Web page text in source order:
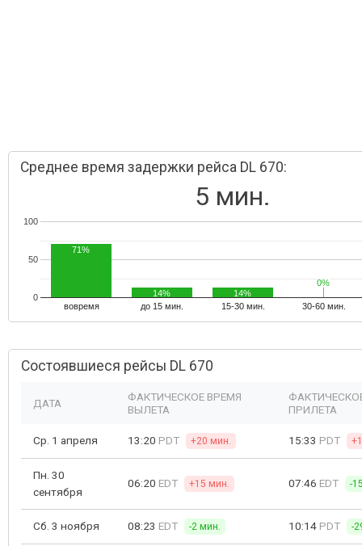
Среднее время задержки рейса DL 670:
5 мин.
вовремя до 15 мин. 15-30 мин. 30-60 мин.
0
50
100
71%
14% 14%
0%
0%
Состоявшиеся рейсы DL 670
ДАТА
ФАКТИЧЕСКОЕ ВРЕМЯ
ВЫЛЕТА
ПРИЛЕТА
Ср. 1 апреля 13:20 PDT +20 мин. 15:33 PDT
Пн. 30
сентября
06:20 EDT +15 мин. 07:46 EDT -
Сб. 3 ноября 08:23 EDT -2 мин. 10:14 PDT -